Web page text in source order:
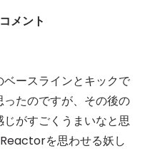
メント
ベースラインとキックで
たのですが、その後の
がすごくうまいなと思
を思わせる妖し